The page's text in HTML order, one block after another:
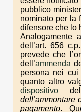
pubblico
nominato per la
difensore che lo
Analogamente
dell’art. 656
prevede che
dell’ammenda
persona nei
quanto altro
dispositivo del
pagamento.